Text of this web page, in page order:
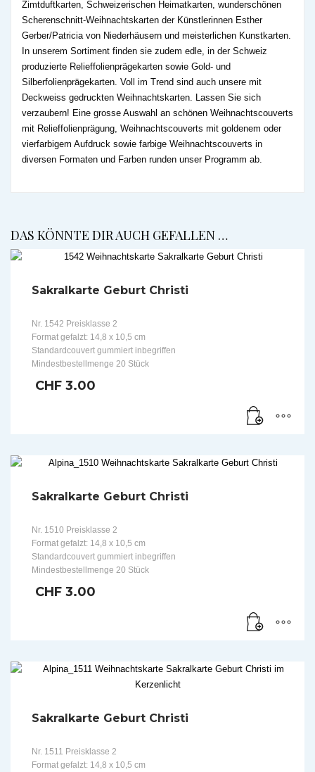
Zimtduftkarten, Schweizerischen Heimatkarten, wunderschönen
Scherenschnitt-Weihnachtskarten der Künstlerinnen Esther
Gerber/Patricia von Niederhäusern und meisterlichen Kunstkarten.
In unserem Sortiment finden sie zudem edle, in der Schweiz
produzierte Relieffolienprägekarten sowie Gold- und
Silberfolienprägekarten. Voll im Trend sind auch unsere mit
Deckweiss gedruckten Weihnachtskarten. Lassen Sie sich
verzaubern! Eine grosse Auswahl an schönen Weihnachtscouverts
mit Relieffolienprägung, Weihnachtscouverts mit goldenem oder
vierfarbigem Aufdruck sowie farbige Weihnachtscouverts in
diversen Formaten und Farben runden unser Programm ab.
DAS KÖNNTE DIR AUCH GEFALLEN …
Sakralkarte Geburt Christi
Nr. 1542 Preisklasse 2
Format gefalzt: 14,8 x 10,5 cm
Standardcouvert gummiert inbegriffen
Mindestbestellmenge 20 Stück
CHF 3.00
Sakralkarte Geburt Christi
Nr. 1510 Preisklasse 2
Format gefalzt: 14,8 x 10,5 cm
Standardcouvert gummiert inbegriffen
Mindestbestellmenge 20 Stück
CHF 3.00
Sakralkarte Geburt Christi
Nr. 1511 Preisklasse 2
Format gefalzt: 14,8 x 10,5 cm